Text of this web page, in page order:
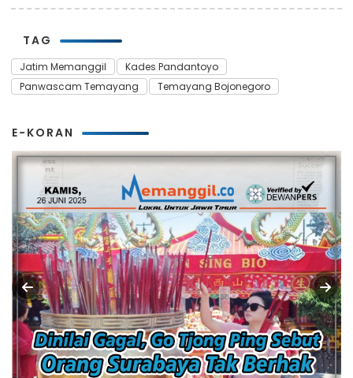
TAG
Jatim Memanggil
Kades Pandantoyo
Panwascam Temayang
Temayang Bojonegoro
E-KORAN